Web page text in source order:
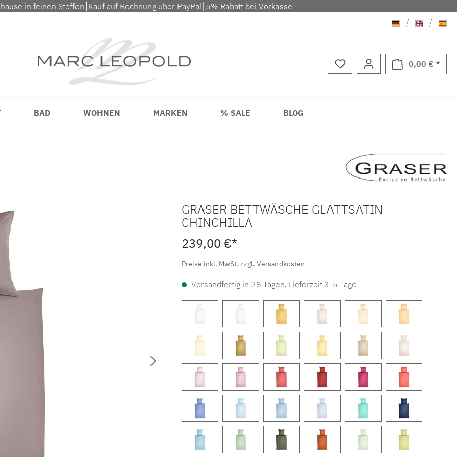
in feinen Stoffen⎮Kauf auf Rechnung über PayPal⎮5% Rabatt bei Vorkasse
Deutsch
/ Englisch
/
0,00 € *
BAD WOHNEN MARKEN % SALE BLOG
GRASER BETTWÄSCHE GLATTSATIN -
CHINCHILLA
239,00 €*
Preise inkl. MwSt. zzgl. Versandkosten
Versandfertig in 28 Tagen, Lieferzeit 3-5 Tage